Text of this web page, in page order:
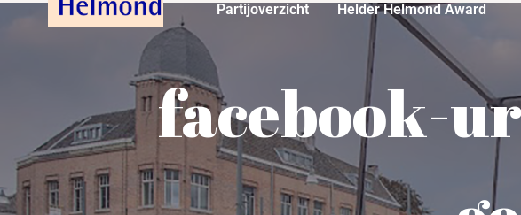
Partijoverzicht Helder Helmond Award
facebook-